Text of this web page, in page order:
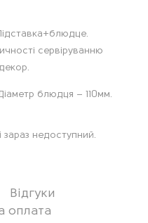
сервіруванню
блюдця – 110мм.
зараз недоступний.
Відгуки
оплата